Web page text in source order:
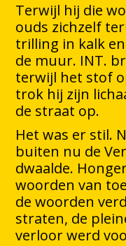
Terwijl hij die
ouds zichzelf
trilling in kalk
de muur. INT.
terwijl het stof
trok hij zijn
de straat op.
Het was er stil.
buiten nu de
dwaalde.
woorden van
de woorden
straten, de
verloor werd